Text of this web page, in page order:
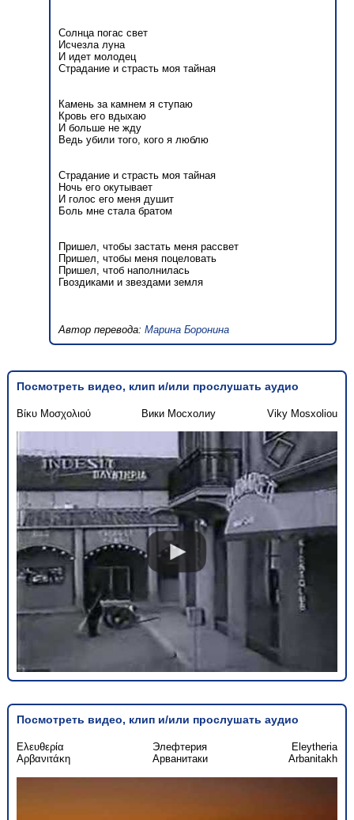
Солнца погас свет
Исчезла луна
И идет молодец
Страдание и страсть моя тайная
Камень за камнем я ступаю
Кровь его вдыхаю
И больше не жду
Ведь убили того, кого я люблю
Страдание и страсть моя тайная
Ночь его окутывает
И голос его меня душит
Боль мне стала братом
Пришел, чтобы застать меня рассвет
Пришел, чтобы меня поцеловать
Пришел, чтоб наполнилась
Гвоздиками и звездами земля
Автор перевода:Марина Боронина
Посмотреть видео, клип и/или прослушать аудио
Βίκυ Μοσχολιού Вики Мосхолиу Viky Mosxoliou
Посмотреть видео, клип и/или прослушать аудио
Ελευθερία
Αρβανιτάκη
Элефтерия
Арванитаки
Eleytheria
Arbanitakh